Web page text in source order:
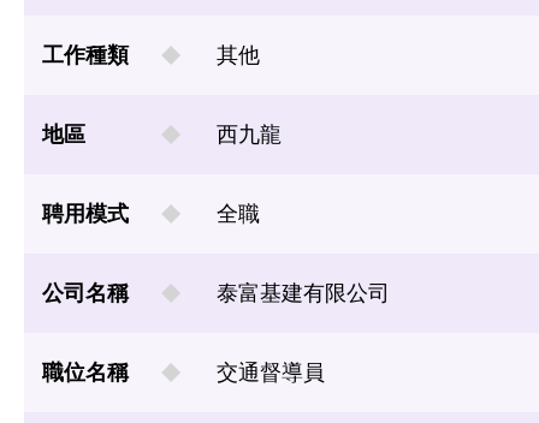
工作種類 其他
地區 西九龍
聘用模式 全職
公司名稱 泰富基建有限公司
職位名稱 交通督導員